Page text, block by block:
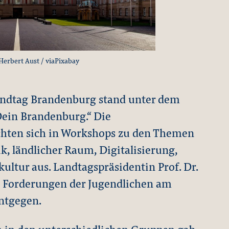
Aust / viaPixabay
Brandenburg stand unter dem
Brandenburg.“ Die
sich in Workshops zu den Themen
ländlicher Raum, Digitalisierung,
aus. Landtagspräsidentin Prof. Dr.
der Jugendlichen am